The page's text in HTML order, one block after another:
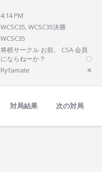
4:14 PM
WCSC35, WCSC35決勝
WCSC35
将棋サークル お前、 CSA 会員
にならねーか？
〇
Ryfamate
✕
対局結果 次の対局